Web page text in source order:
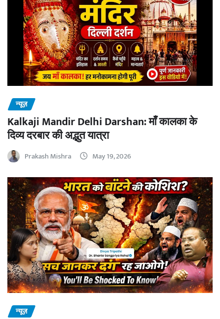
न्यूज़
Kalkaji Mandir Delhi Darshan: माँ कालका के
दिव्य दरबार की अद्भुत यात्रा
Prakash Mishra May 19, 2026
न्यूज़